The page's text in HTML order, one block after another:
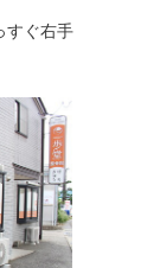
すぐ右手